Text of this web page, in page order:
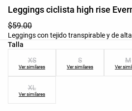
Leggings ciclista high rise
$59.00
Leggings con tejido transpirable y de
Talla
Lista de tallas del producto
XS
Ver similares
S
Ver similares
M
Ver
XL
Ver similares